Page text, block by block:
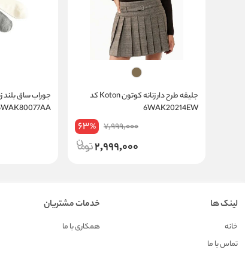
جلیقه طرح دار زنانه کوتون Koton کد
6WAK20214EW
7,999,000
63%
2,999,000
6WAK80077AA
لینک ها
خانه
تماس با ما
خدمات مشتریان
همکاری با ما